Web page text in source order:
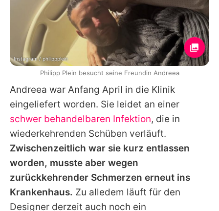
Andreea war Anfang April in die Klinik
eingeliefert worden. Sie leidet an einer
schwer behandelbaren Infektion, die in
wiederkehrenden Schüben verläuft.
Zwischenzeitlich war sie kurz entlassen
worden, musste aber wegen
zurückkehrender Schmerzen erneut ins
Krankenhaus. Zu alledem läuft für den
Designer derzeit auch noch ein
Instagram / philippplein
Philipp Plein besucht seine Freundin Andreea